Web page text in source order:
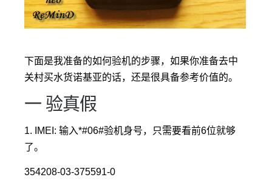
下面是我准备的如何验机的步骤，如果你准备去中
关村买水货诺基亚的话，还是很具备参考价值的。
一 验真假
1. IMEI: 输入*#06#验机身号，只需要看前6位就够
了。
354208-03-375591-0